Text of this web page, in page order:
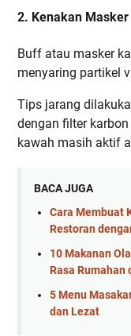
2. Kenakan
Buff atau masker
menyaring partikel
Tips jarang
dengan filter
kawah masih aktif
BACA JUGA
Cara Membuat
Restoran
10 Makanan
Rasa Rumahan
5 Menu
dan Lezat